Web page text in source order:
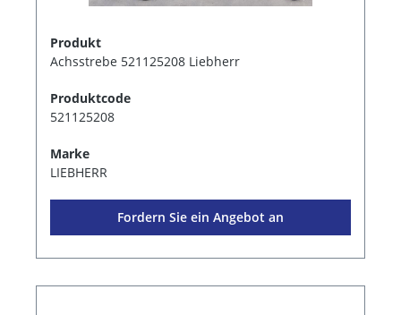
Produkt
Achsstrebe 521125208 Liebherr
Produktcode
521125208
Marke
LIEBHERR
Fordern Sie ein Angebot an